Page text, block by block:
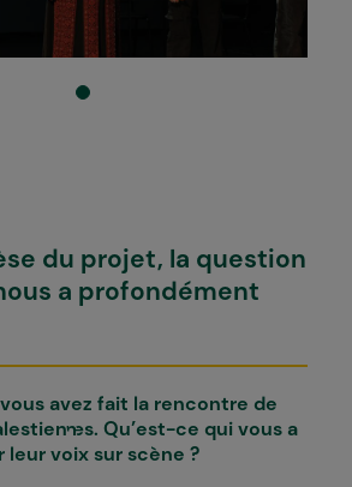
du projet, la question
a profondément
avez fait la rencontre de
Qu’est-ce qui vous a
leur voix sur scène ?